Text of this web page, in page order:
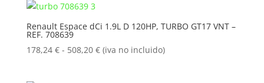
178,24 €
508,20 €
Renault Espace dCi 1.9L D 120HP, TURBO GT17 VNT –
REF. 708639
178,24 € - 508,20 €Rango
(iva no incluido)